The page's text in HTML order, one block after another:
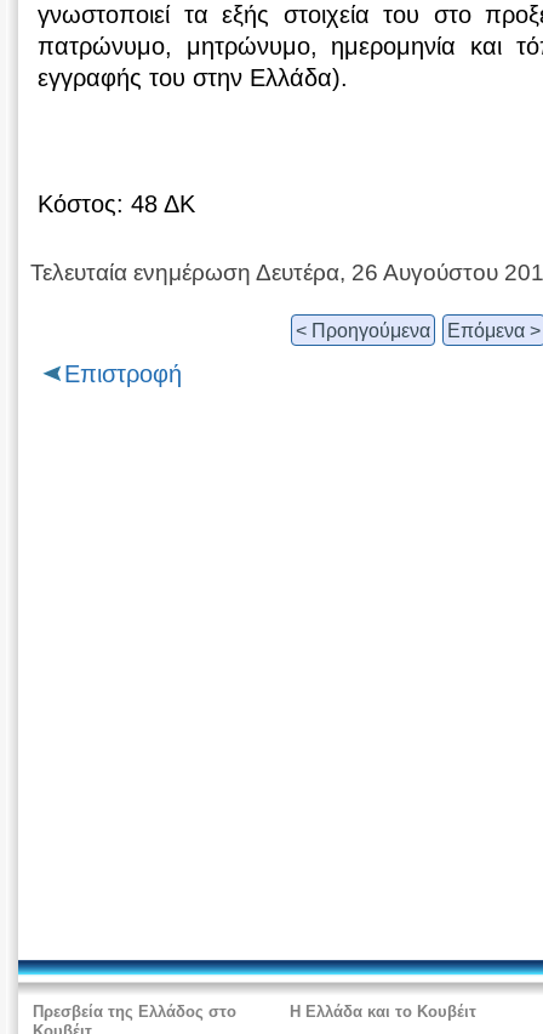
γνωστοποιεί τα εξής στοιχεία του στο
πατρώνυμο, μητρώνυμο, ημερομηνία και
εγγραφής του στην Ελλάδα).
Κόστος: 48 ΔΚ
Τελευταία ενημέρωση Δευτέρα, 26 Αυγούστου
< Προηγούμενα Επόμενα >
Επιστροφή
Πρεσβεία της Ελλάδος στο
Η Ελλάδα και το Κουβέιτ